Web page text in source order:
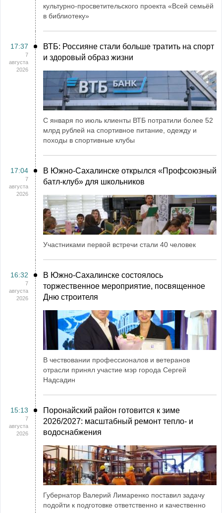
культурно-просветительского проекта «Всей семьёй
в библиотеку»
17:37
7
августа
2026
ВТБ: Россияне стали больше тратить на спорт
и здоровый образ жизни
С января по июль клиенты ВТБ потратили более 52
млрд рублей на спортивное питание, одежду и
походы в спортивные клубы
17:04
7
августа
2026
В Южно-Сахалинске открылся «Профсоюзный
батл-клуб» для школьников
Участниками первой встречи стали 40 человек
16:32
7
августа
2026
В Южно-Сахалинске состоялось
торжественное мероприятие, посвященное
Дню строителя
В чествовании профессионалов и ветеранов
отрасли принял участие мэр города Сергей
Надсадин
15:13
7
августа
2026
Поронайский район готовится к зиме
2026/2027: масштабный ремонт тепло- и
водоснабжения
Губернатор Валерий Лимаренко поставил задачу
подойти к подготовке ответственно и качественно